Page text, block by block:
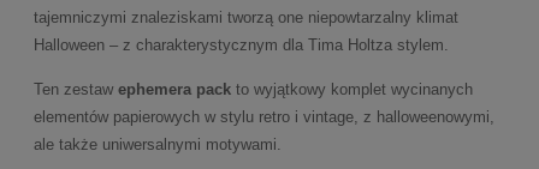
tajemniczymi znaleziskami tworzą one niepowtarzalny klimat
Halloween – z charakterystycznym dla Tima Holtza stylem.
Ten zestaw ephemera pack to wyjątkowy komplet wycinanych
elementów papierowych w stylu retro i vintage, z halloweenowymi,
ale także uniwersalnymi motywami.